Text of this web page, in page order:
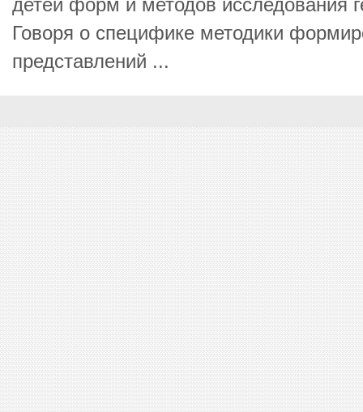
детей форм и методов исследования
Говоря о специфике методики
представлений ...